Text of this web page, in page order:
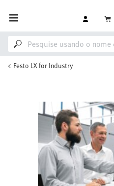
Festo LX for Industry